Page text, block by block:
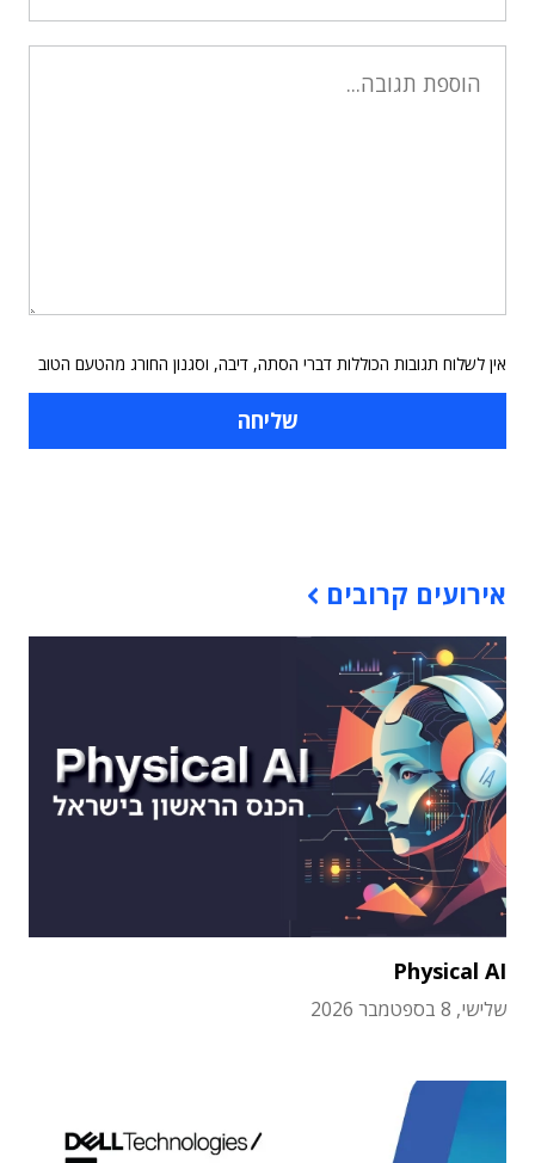
אין לשלוח תגובות הכוללות דברי הסתה, דיבה, וסגנון החורג מהטעם הטוב
אירועים קרובים
Physical AI
שלישי, 8 בספטמבר 2026